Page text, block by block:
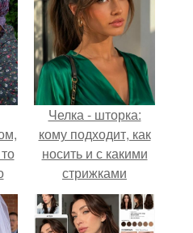
Челка - шторка:
кому подходит, как
носить и с какими
стрижками
сочетать.